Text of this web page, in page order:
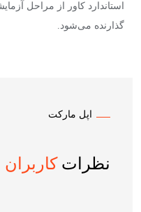
استاندارد کاور از مراحل
گذارنده می‌شود.
اپل مارکت
نظراتکاربران